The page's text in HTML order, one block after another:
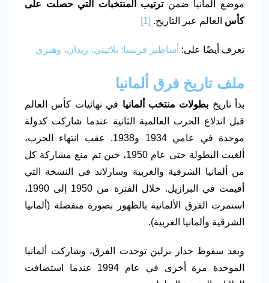
موضع ألمانيا ضمنترتيب المنتخبات التي حصلت على
كأس العالم عبر التاريخ. [1]
تعرف أيضًا على: أساطير فرنسا: بلاتيني، زيدان، وهنري
ملف تاريخ فرق ألمانيا
بدأ تاريخ بطولات منتخب ألمانيا في نهائيات كأس العالم
قبل اندلاع الحرب العالمية الثانية عندما شاركت كدولة
موحدة في عامي 1934 و1938. عقب انتهاء الحرب،
ألغيت البطولة حتى عام 1950، حين تم منع مشاركة كل
من ألمانيا الشرقية والغربية وسارلاند في النسخة التي
أقيمت في البرازيل. خلال الفترة من 1950 إلى 1990،
استمرت الفرق الألمانية بالظهور بصورة منفصلة (ألمانيا
الشرقية وألمانيا الغربية).
وبعد سقوط جدار برلين توحدت الفرق، وشاركت ألمانيا
الموحدة مرة أخرى في عام 1994 عندما استضافت